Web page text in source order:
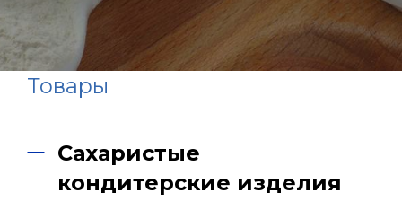
Товары
Сахаристые
кондитерские изделия